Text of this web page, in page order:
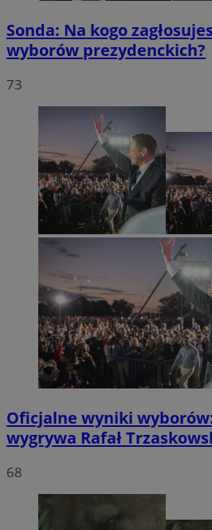
Sonda: Na kogo
wyborów prezydenckich?
73
Oficjalne wyniki
wygrywa Rafał
68